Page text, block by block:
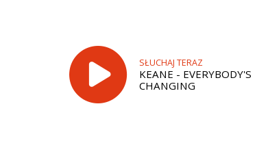
SŁUCHAJ TERAZ
KEANE - EVERYBODY'S
CHANGING